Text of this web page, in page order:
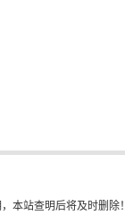
本站查明后将及时删除！